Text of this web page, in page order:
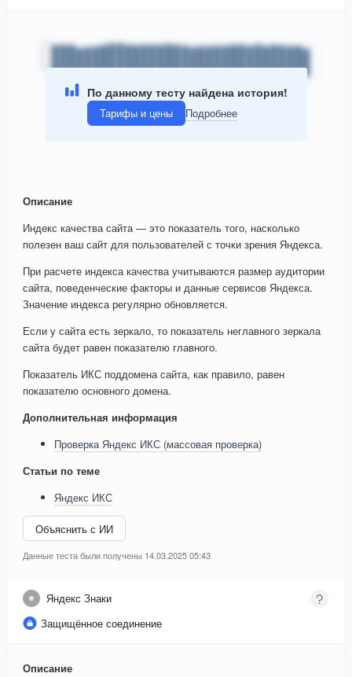
По данному тесту найдена история!
Тарифы и цены Подробнее
Описание
Индекс качества сайта — это показатель того, насколько
полезен ваш сайт для пользователей с точки зрения Яндекса.
При расчете индекса качества учитываются размер аудитории
сайта, поведенческие факторы и данные сервисов Яндекса.
Значение индекса регулярно обновляется.
Если у сайта есть зеркало, то показатель неглавного зеркала
сайта будет равен показателю главного.
Показатель ИКС поддомена сайта, как правило, равен
показателю основного домена.
Дополнительная информация
Проверка Яндекс ИКС (массовая проверка)
Статьи по теме
Яндекс ИКС
Объяснить с ИИ
Данные теста были получены 14.03.2025 05:43
Яндекс Знаки
Защищённое соединение
Описание